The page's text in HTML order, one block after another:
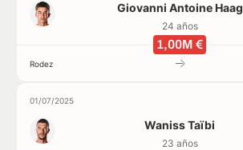
Giovanni Antoine Haag
24 años
1,00M €
Rodez
01/07/2025
Waniss Taïbi
23 años